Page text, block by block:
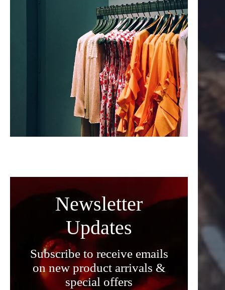
Newsletter
Updates
Subscribe to receive emails
on new product arrivals &
special offers